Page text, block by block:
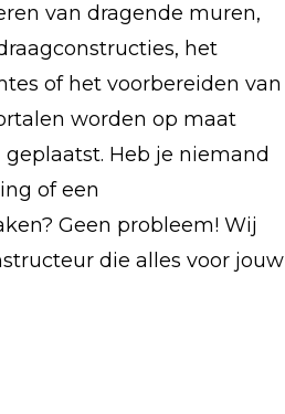
van dragende muren,
het
of het voorbereiden van
worden op maat
Heb je niemand
of een
Geen probleem! Wij
die alles voor jouw